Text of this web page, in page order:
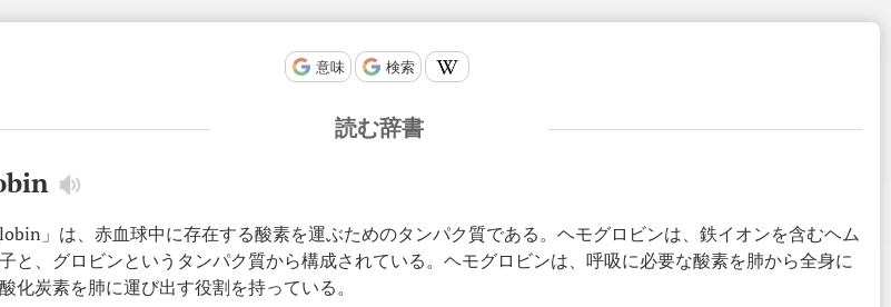
意味 検索
読む辞書
」は、赤血球中に存在する酸素を運ぶためのタンパク質である。ヘモグロビンは、鉄イオンを含むヘム
と、グロビンというタンパク質から構成されている。ヘモグロビンは、呼吸に必要な酸素を肺から全身に
化炭素を肺に運び出す役割を持っている。